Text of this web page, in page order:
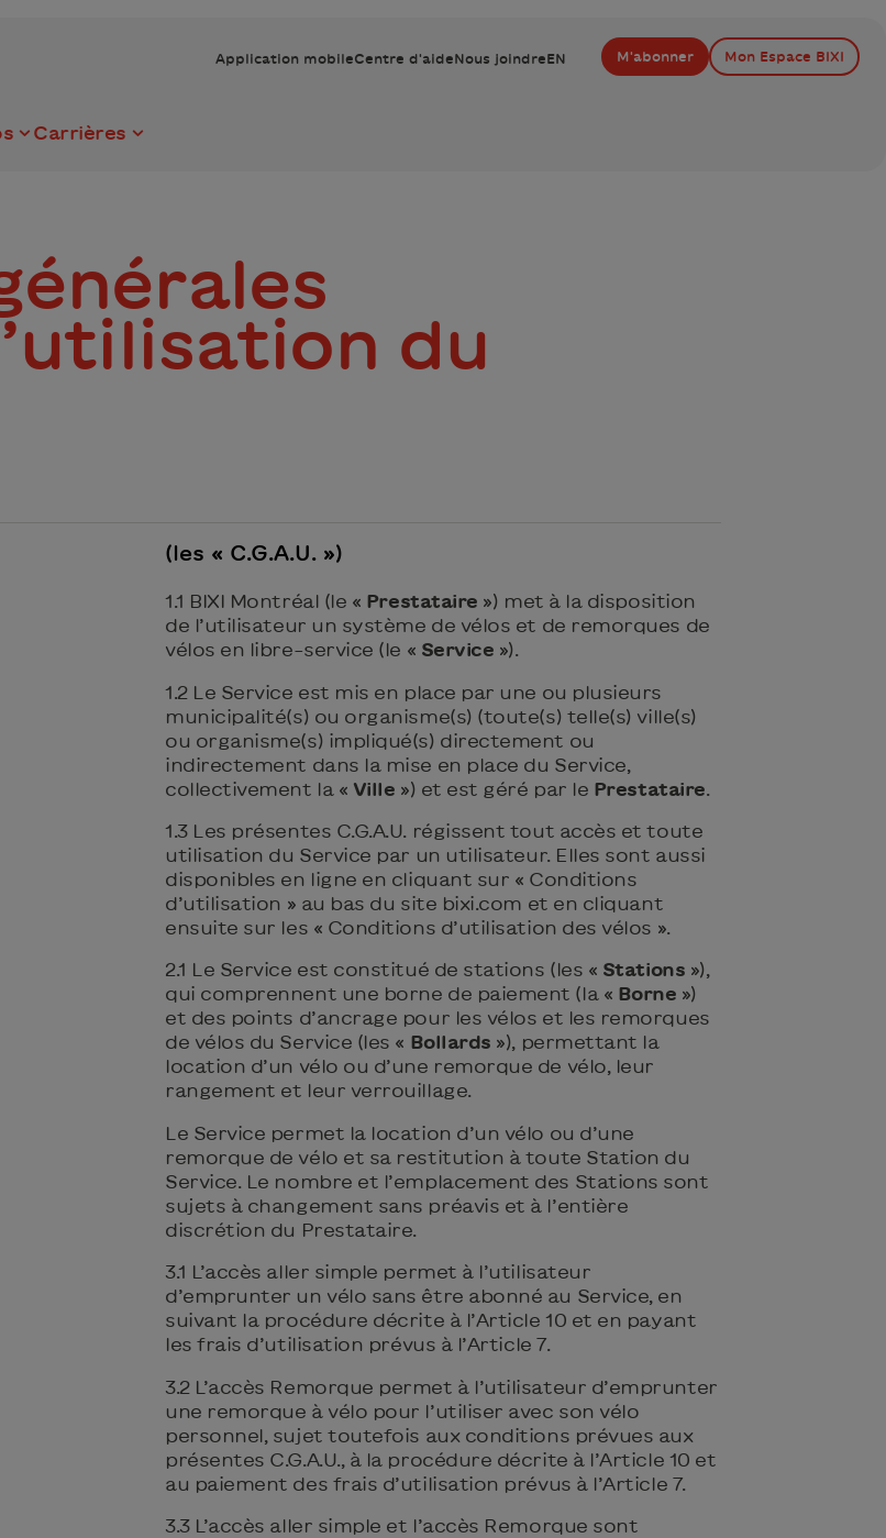
Application mobileCentre d'aideNous joindreEN M'abonner Mon Espace BIXI
Carrières
du
(les « C.G.A.U. »)
1.1 BIXI Montréal (le « Prestataire ») met à la disposition
de l’utilisateur un système de vélos et de remorques de
vélos en libre-service (le « Service »).
1.2 Le Service est mis en place par une ou plusieurs
municipalité(s) ou organisme(s) (toute(s) telle(s) ville(s)
ou organisme(s) impliqué(s) directement ou
indirectement dans la mise en place du Service,
collectivement la « Ville ») et est géré par le Prestataire
1.3 Les présentes C.G.A.U. régissent tout accès et toute
utilisation du Service par un utilisateur. Elles sont aussi
disponibles en ligne en cliquant sur « Conditions
d’utilisation » au bas du site bixi.com et en cliquant
ensuite sur les « Conditions d’utilisation des vélos ».
2.1 Le Service est constitué de stations (les « Stations »),
qui comprennent une borne de paiement (la « Borne »)
et des points d’ancrage pour les vélos et les remorques
de vélos du Service (les « Bollards »), permettant la
location d’un vélo ou d’une remorque de vélo, leur
rangement et leur verrouillage.
Le Service permet la location d’un vélo ou d’une
remorque de vélo et sa restitution à toute Station du
Service. Le nombre et l’emplacement des Stations sont
sujets à changement sans préavis et à l’entière
discrétion du Prestataire.
3.1 L’accès aller simple permet à l’utilisateur
d’emprunter un vélo sans être abonné au Service, en
suivant la procédure décrite à l’Article 10 et en payant
les frais d’utilisation prévus à l’Article 7.
3.2 L’accès Remorque permet à l’utilisateur d’emprunter
une remorque à vélo pour l’utiliser avec son vélo
personnel, sujet toutefois aux conditions prévues aux
présentes C.G.A.U., à la procédure décrite à l’Article 10 et
au paiement des frais d’utilisation prévus à l’Article 7.
3.3 L’accès aller simple et l’accès Remorque sont